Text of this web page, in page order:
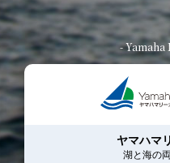
-
ヤマハマ
湖と海の